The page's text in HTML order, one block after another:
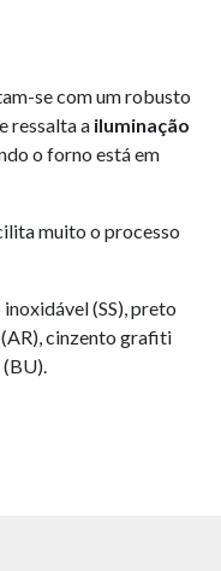
se com um robusto
ressalta a iluminação
o forno está em
muito o processo
(SS), preto
cinzento grafiti